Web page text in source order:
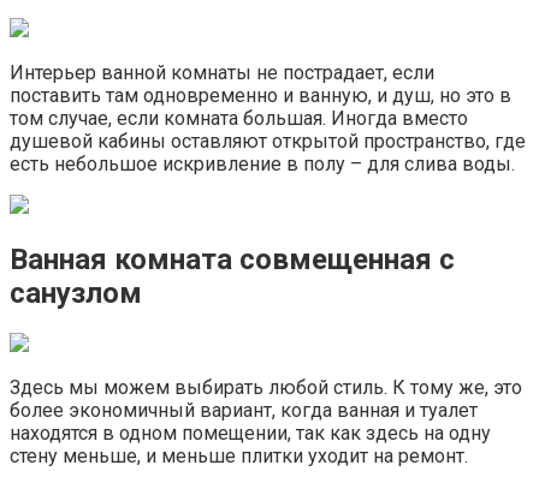
Интерьер ванной комнаты не пострадает, если
поставить там одновременно и ванную, и душ, но это в
том случае, если комната большая. Иногда вместо
душевой кабины оставляют открытой пространство, где
есть небольшое искривление в полу – для слива воды.
Ванная комната совмещенная с
санузлом
Здесь мы можем выбирать любой стиль. К тому же, это
более экономичный вариант, когда ванная и туалет
находятся в одном помещении, так как здесь на одну
стену меньше, и меньше плитки уходит на ремонт.